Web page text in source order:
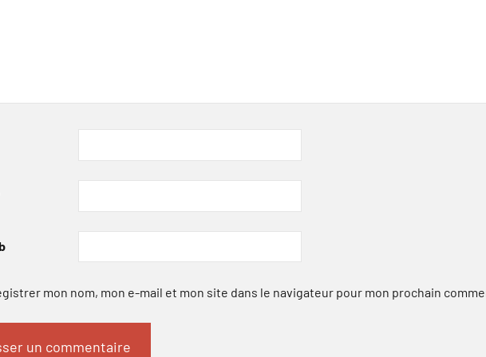
mon nom, mon e-mail et mon site dans le navigateur pour mon prochain